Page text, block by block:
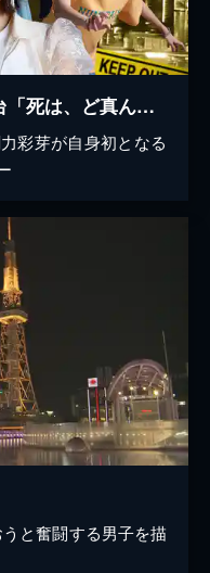
〜女子大小路の名探偵〜舞台「死は、ど真ん中に転げ落ちて」
彩芽が自身初となる
と奮闘する男子を描